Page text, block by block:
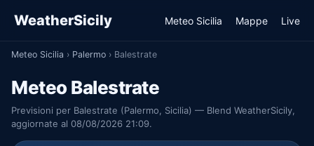
WeatherSicily Meteo Sicilia Mappe Live
Meteo Sicilia › Palermo › Balestrate
Meteo Balestrate
Previsioni per Balestrate (Palermo, Sicilia) — Blend WeatherSicily,
aggiornate al 08/08/2026 21:09.